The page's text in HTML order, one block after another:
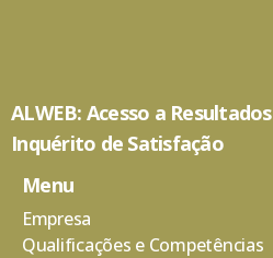
ALWEB: Acesso a Resultados
Inquérito de Satisfação
Menu
Empresa
Qualificações e Competências